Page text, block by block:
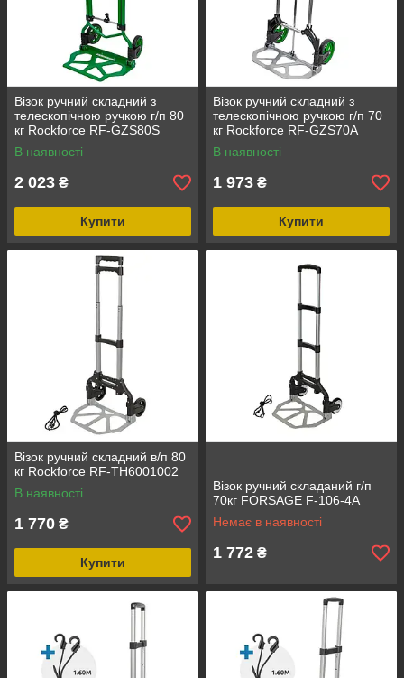
Візок ручний складний з
телескопічною ручкою г/п 80
кг Rockforce RF-GZS80S
В наявності
2 023 ₴
Купити
Візок ручний складний з
телескопічною ручкою г/п 70
кг Rockforce RF-GZS70A
В наявності
1 973 ₴
Купити
Візок ручний складний в/п 80
кг Rockforce RF-TH6001002
В наявності
1 770 ₴
Купити
Візок ручний складаний г/п
70кг FORSAGE F-106-4A
Немає в наявності
1 772 ₴